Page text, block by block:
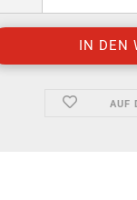
AUF